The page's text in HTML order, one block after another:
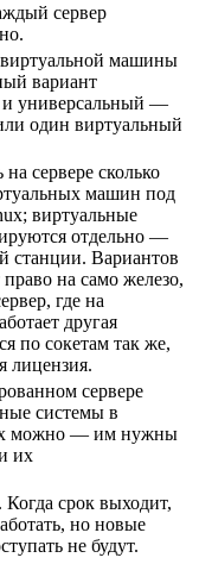
сервер
машины
вариант
и универсальный —
один виртуальный
сервере сколько
машин под
виртуальные
отдельно —
станции. Вариантов
на само железо,
где на
другая
по сокетам так же,
лицензия.
сервере
системы в
можно — им нужны
их
срок выходит,
но новые
не будут.